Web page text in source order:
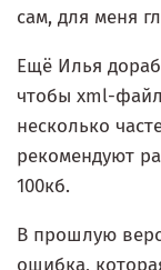
сам, для меня
Ещё Илья
чтобы xml-
несколько
рекомендуют
100кб.
В прошлую
ошибка,